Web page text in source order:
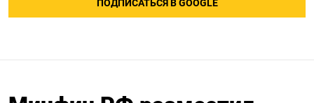
ПОДПИСАТЬСЯ В GOOGLE